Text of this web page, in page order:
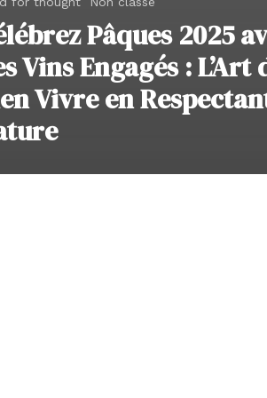
Pâques 2025
Vins Engagés : L’Art
Vivre en